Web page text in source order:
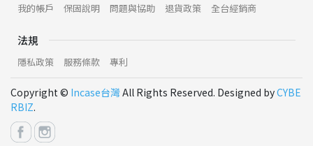
我的帳戶 保固說明 問題與協助 退貨政策 全台經銷商
法規
隱私政策 服務條款 專利
Copyright © Incase台灣All Rights Reserved. Designed byCYBE
RBIZ.